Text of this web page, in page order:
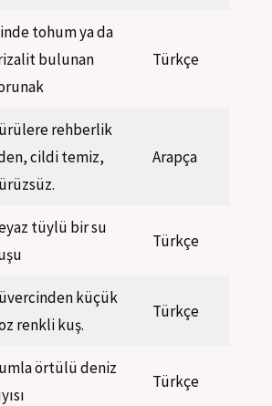
tohum ya da
bulunan
Türkçe
rehberlik
cildi temiz,
Arapça
tüylü bir su
Türkçe
küçük
renkli kuş.
Türkçe
örtülü deniz
Türkçe